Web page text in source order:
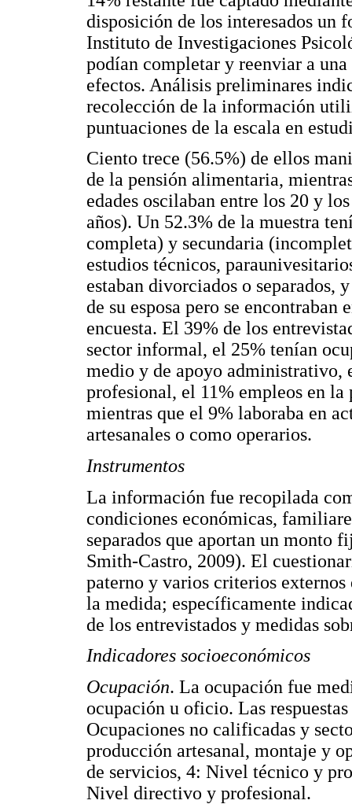
disposición de los interesados un
Instituto de Investigaciones
podían completar y reenviar a
efectos. Análisis preliminares
recolección de la información
puntuaciones de la escala en
Ciento trece (56.5%) de ellos
de la pensión alimentaria,
edades oscilaban entre los 20 y
años). Un 52.3% de la muestra
completa) y secundaria
estudios técnicos,
estaban divorciados o separados,
de su esposa pero se
encuesta. El 39% de los
sector informal, el 25% tenían
medio y de apoyo
profesional, el 11% empleos en
mientras que el 9% laboraba en
artesanales o como operarios.
Instrumentos
La información fue recopilada
condiciones económicas,
separados que aportan un monto
Smith-Castro, 2009). El
paterno y varios criterios
la medida; específicamente
de los entrevistados y medidas
Indicadores socioeconómicos
Ocupación. La ocupación fue
ocupación u oficio. Las
Ocupaciones no calificadas y
producción artesanal, montaje y
de servicios, 4: Nivel técnico y
Nivel directivo y profesional.